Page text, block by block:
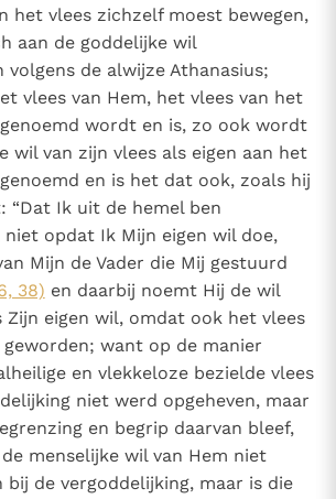
het vlees zichzelf moest bewegen,
aan de goddelijke wil
volgens de alwijze Athanasius;
vlees van Hem, het vlees van het
wordt en is, zo ook wordt
wil van zijn vlees als eigen aan het
en is het dat ook, zoals hij
“Dat Ik uit de hemel ben
niet opdat Ik Mijn eigen wil doe,
Mijn de Vader die Mij gestuurd
38) en daarbij noemt Hij de wil
Zijn eigen wil, omdat ook het vlees
geworden; want op de manier
en vlekkeloze bezielde vlees
niet werd opgeheven, maar
en begrip daarvan bleef,
menselijke wil van Hem niet
bij de vergoddelijking, maar is die